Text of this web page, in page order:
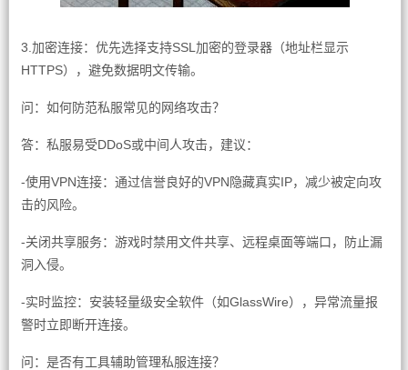
3.加密连接：优先选择支持SSL加密的登录器（地址栏显示
HTTPS），避免数据明文传输。
问：如何防范私服常见的网络攻击？
答：私服易受DDoS或中间人攻击，建议：
-使用VPN连接：通过信誉良好的VPN隐藏真实IP，减少被定向攻
击的风险。
-关闭共享服务：游戏时禁用文件共享、远程桌面等端口，防止漏
洞入侵。
-实时监控：安装轻量级安全软件（如GlassWire），异常流量报
警时立即断开连接。
问：是否有工具辅助管理私服连接？